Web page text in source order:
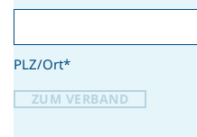
PLZ/Ort*
ZUM VERBAND